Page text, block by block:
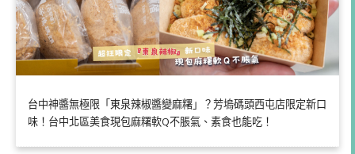
台中神醬無極限「東泉辣椒醬變麻糬」？芳塢碼頭西屯店限定新口
味！台中北區美食現包麻糬軟Q不脹氣、素食也能吃！